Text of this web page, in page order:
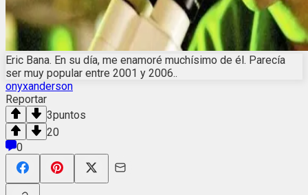
Eric Bana. En su día, me enamoré muchísimo de él. Parecía
ser muy popular entre 2001 y 2006..
onyxanderson
Reportar
3puntos
20
0